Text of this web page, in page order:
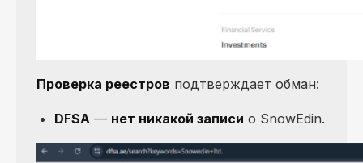
Проверка реестров подтверждает обман:
DFSA — нет никакой записи о SnowEdin.